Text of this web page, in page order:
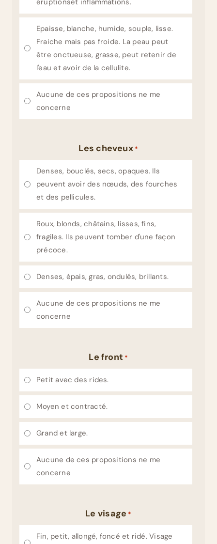
éruptionset inflammations.
Epaisse, blanche, humide, souple, lisse.
Fraiche mais pas froide. La peau peut
être onctueuse, grasse, peut retenir de
l'eau et avoir de la cellulite.
Aucune de ces propositions ne me
concerne
Les cheveux *
Denses, bouclés, secs, opaques. Ils
peuvent avoir des nœuds, des fourches
et des pellicules.
Roux, blonds, châtains, lisses, fins,
fragiles. Ils peuvent tomber d'une façon
précoce.
Denses, épais, gras, ondulés, brillants.
Aucune de ces propositions ne me
concerne
Le front *
Petit avec des rides.
Moyen et contracté.
Grand et large.
Aucune de ces propositions ne me
concerne
Le visage *
Fin, petit, allongé, foncé et ridé. Visage